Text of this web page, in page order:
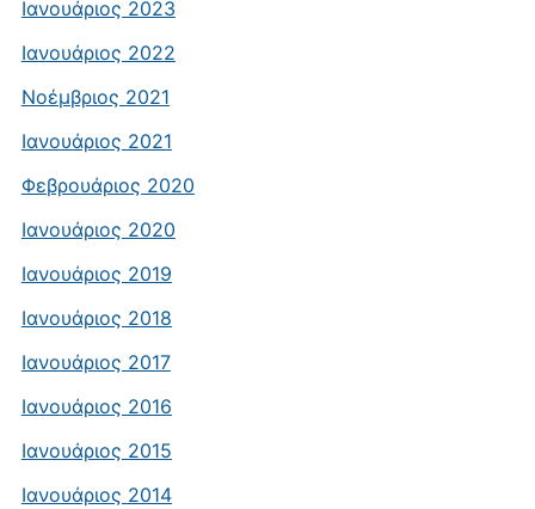
Ιανουάριος 2023
Ιανουάριος 2022
Νοέμβριος 2021
Ιανουάριος 2021
Φεβρουάριος 2020
Ιανουάριος 2020
Ιανουάριος 2019
Ιανουάριος 2018
Ιανουάριος 2017
Ιανουάριος 2016
Ιανουάριος 2015
Ιανουάριος 2014